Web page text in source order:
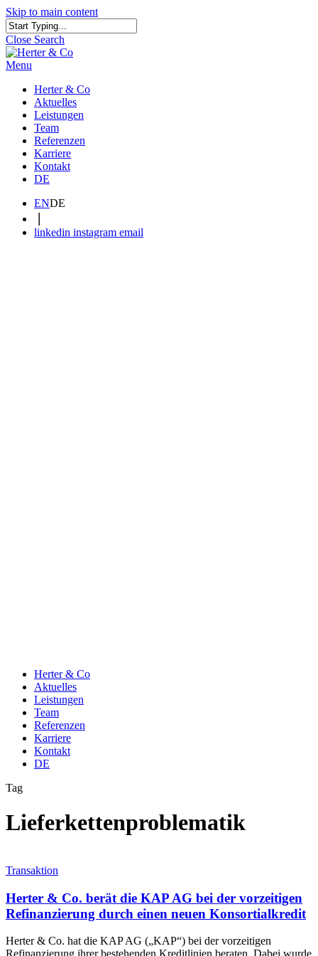
Skip to main content
Close Search
Menu
Herter & Co
Aktuelles
Leistungen
Team
Referenzen
Karriere
Kontakt
DE
ENDE
|
linkedin instagram email
Herter & Co
Aktuelles
Leistungen
Team
Referenzen
Karriere
Kontakt
DE
Tag
Lieferkettenproblematik
Transaktion
Herter & Co. berät die KAP AG bei der vorzeitigen
Refinanzierung durch einen neuen Konsortialkredit
Herter & Co. hat die KAP AG („KAP“) bei der vorzeitigen